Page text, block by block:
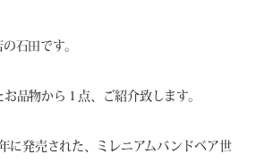
石田です。
品物から１点、ご紹介致します。
に発売された、ミレニアムバンドベア世